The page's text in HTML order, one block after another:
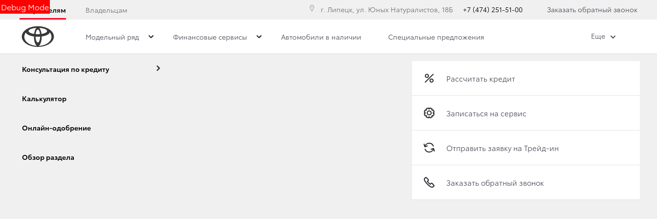
Debug Mode
Покупателям Владельцам г. Липецк, ул. Юных Натуралистов, 18Б +7 (474) 251-51-00 Заказать обратный звонок
Модельный ряд
Получить консультацию по кредиту
Отправить заявку на Трейд-ин
Записаться на сервис
Заказать обратный звонок
Финансовые сервисы
Консультация по кредиту
Калькулятор
Онлайн-одобрение
Обзор раздела
Рассчитать кредит
Записаться на сервис
Отправить заявку на Трейд-ин
Заказать обратный звонок
Автомобили в наличии Специальные предложения Еще
Дилерский центр Преимущества дилерского центра
8 ФАКТОВ О НОВОМ ПОКОЛЕНИИ ЛЕГЕНДЫ:
ОФИЦИАЛЬНЫЕ ДИЛЕРЫ ТОЙОТА НАЧИНАЮТ ПРОДАЖИ
АБСОЛЮТНО НОВОГО TOYOTA LAND CRUISER 300